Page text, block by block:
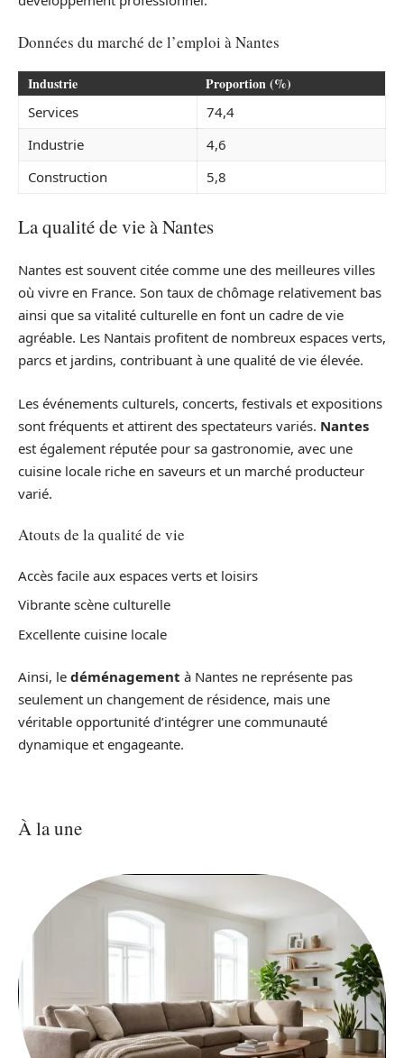
Données du marché de l’emploi à Nantes
Industrie Proportion (%)
Services
74,4
Industrie
4,6
Construction
5,8
La qualité de vie à Nantes
Nantes est souvent citée comme une des meilleures villes
où vivre en France. Son taux de chômage relativement bas
ainsi que sa vitalité culturelle en font un cadre de vie
agréable. Les Nantais profitent de nombreux espaces verts,
parcs et jardins, contribuant à une qualité de vie élevée.
Les événements culturels, concerts, festivals et expositions
sont fréquents et attirent des spectateurs variés. Nantes
est également réputée pour sa gastronomie, avec une
cuisine locale riche en saveurs et un marché producteur
varié.
Atouts de la qualité de vie
Accès facile aux espaces verts et loisirs
Vibrante scène culturelle
Excellente cuisine locale
Ainsi, le déménagement à Nantes ne représente pas
seulement un changement de résidence, mais une
véritable opportunité d’intégrer une communauté
dynamique et engageante.
À la une